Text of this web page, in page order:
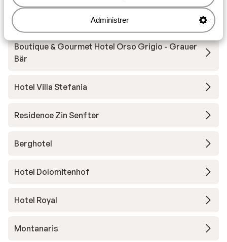
Administrer
Boutique & Gourmet Hotel Orso Grigio - Grauer
Bär
Hotel Villa Stefania
Residence Zin Senfter
Berghotel
Hotel Dolomitenhof
Hotel Royal
Montanaris